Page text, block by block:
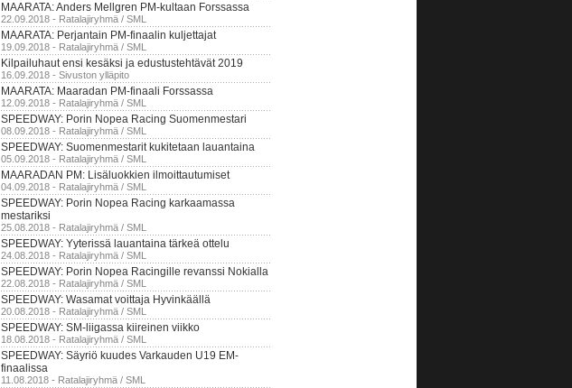
MAARATA: Anders Mellgren PM-kultaan Forssassa
22.09.2018 - Ratalajiryhmä / SML
MAARATA: Perjantain PM-finaalin kuljettajat
19.09.2018 - Ratalajiryhmä / SML
Kilpailuhaut ensi kesäksi ja edustustehtävät 2019
16.09.2018 - Sivuston ylläpito
MAARATA: Maaradan PM-finaali Forssassa
12.09.2018 - Ratalajiryhmä / SML
SPEEDWAY: Porin Nopea Racing Suomenmestari
08.09.2018 - Ratalajiryhmä / SML
SPEEDWAY: Suomenmestarit kukitetaan lauantaina
05.09.2018 - Ratalajiryhmä / SML
MAARADAN PM: Lisäluokkien ilmoittautumiset
04.09.2018 - Ratalajiryhmä / SML
SPEEDWAY: Porin Nopea Racing karkaamassa
mestariksi
25.08.2018 - Ratalajiryhmä / SML
SPEEDWAY: Yyterissä lauantaina tärkeä ottelu
24.08.2018 - Ratalajiryhmä / SML
SPEEDWAY: Porin Nopea Racingille revanssi Nokialla
22.08.2018 - Ratalajiryhmä / SML
SPEEDWAY: Wasamat voittaja Hyvinkäällä
20.08.2018 - Ratalajiryhmä / SML
SPEEDWAY: SM-liigassa kiireinen viikko
18.08.2018 - Ratalajiryhmä / SML
SPEEDWAY: Säyriö kuudes Varkauden U19 EM-
finaalissa
11.08.2018 - Ratalajiryhmä / SML